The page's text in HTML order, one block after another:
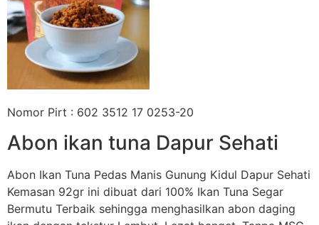
Nomor Pirt : 602 3512 17 0253-20
Abon ikan tuna Dapur Sehati
Abon Ikan Tuna Pedas Manis Gunung Kidul Dapur Sehati
Kemasan 92gr ini dibuat dari 100% Ikan Tuna Segar
Bermutu Terbaik sehingga menghasilkan abon daging